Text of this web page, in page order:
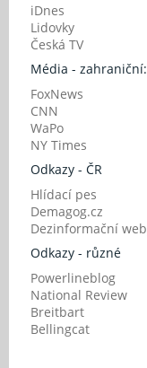
iDnes
Lidovky
Česká TV
Média - zahraniční:
FoxNews
CNN
WaPo
NY Times
Odkazy - ČR
Hlídací pes
Demagog.cz
Dezinformační
Odkazy - různé
Powerlineblog
National Review
Breitbart
Bellingcat